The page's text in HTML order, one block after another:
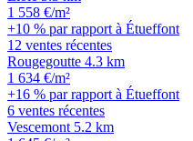
1 558 €/m²
+10 % par rapport à Étueffont
12 ventes récentes
Rougegoutte 4.3 km
1 634 €/m²
+16 % par rapport à Étueffont
6 ventes récentes
Vescemont 5.2 km